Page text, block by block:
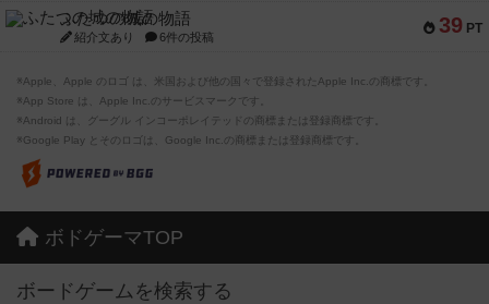
39 PT
ふたつの城の物語
紹介文あり 6件の投稿
※Apple、Apple のロゴ は、米国および他の国々で登録されたApple Inc.の商標です。
※App Store は、Apple Inc.のサービスマークです。
※Android は、グーグル インコーポレイテッドの商標または登録商標です。
※Google Play とそのロゴは、Google Inc.の商標または登録商標です。
ボドゲーマTOP
ボードゲームを検索する